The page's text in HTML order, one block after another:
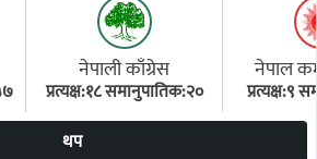
नेपाली काँग्रेस
प्रत्यक्ष:१८ समानुपातिक:२०
नेपाल
प्रत्यक्ष:९
थप